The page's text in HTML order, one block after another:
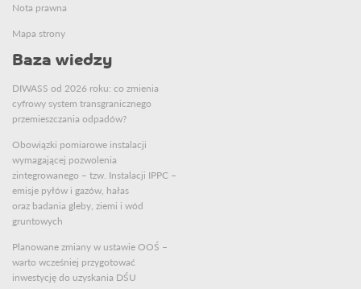
Nota prawna
Mapa strony
Baza wiedzy
DIWASS od 2026 roku: co zmienia
cyfrowy system transgranicznego
przemieszczania odpadów?
Obowiązki pomiarowe instalacji
wymagającej pozwolenia
zintegrowanego – tzw. Instalacji IPPC –
emisje pyłów i gazów, hałas
oraz badania gleby, ziemi i wód
gruntowych
Planowane zmiany w ustawie OOŚ –
warto wcześniej przygotować
inwestycję do uzyskania DŚU